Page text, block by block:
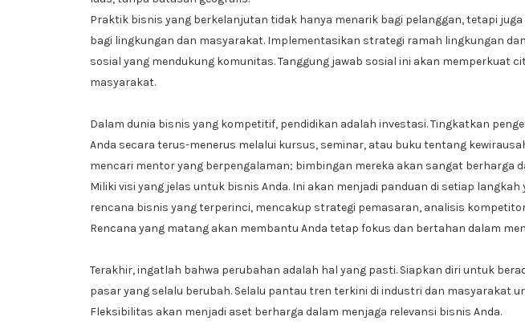
Praktik bisnis yang berkelanjutan tidak hanya menarik bagi pelanggan, tetapi
bagi lingkungan dan masyarakat. Implementasikan strategi ramah lingkungan
sosial yang mendukung komunitas. Tanggung jawab sosial ini akan memperkuat
masyarakat.
Dalam dunia bisnis yang kompetitif, pendidikan adalah investasi. Tingkatkan
Anda secara terus-menerus melalui kursus, seminar, atau buku tentang
mencari mentor yang berpengalaman; bimbingan mereka akan sangat berharga
Miliki visi yang jelas untuk bisnis Anda. Ini akan menjadi panduan di setiap langkah
rencana bisnis yang terperinci, mencakup strategi pemasaran, analisis
Rencana yang matang akan membantu Anda tetap fokus dan bertahan dalam
Terakhir, ingatlah bahwa perubahan adalah hal yang pasti. Siapkan diri untuk
pasar yang selalu berubah. Selalu pantau tren terkini di industri dan masyarakat
Fleksibilitas akan menjadi aset berharga dalam menjaga relevansi bisnis Anda.